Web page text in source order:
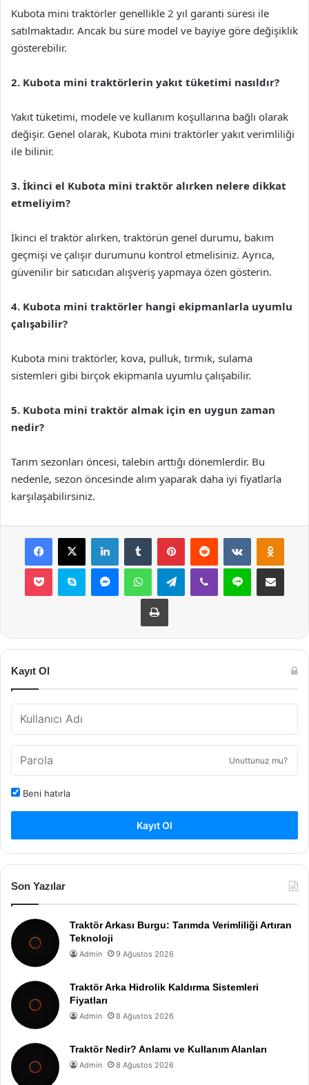
Kubota mini traktörler genellikle 2 yıl garanti süresi ile
satılmaktadır. Ancak bu süre model ve bayiye göre değişiklik
gösterebilir.
2. Kubota mini traktörlerin yakıt tüketimi nasıldır?
Yakıt tüketimi, modele ve kullanım koşullarına bağlı olarak
değişir. Genel olarak, Kubota mini traktörler yakıt verimliliği
ile bilinir.
3. İkinci el Kubota mini traktör alırken nelere dikkat
etmeliyim?
İkinci el traktör alırken, traktörün genel durumu, bakım
geçmişi ve çalışır durumunu kontrol etmelisiniz. Ayrıca,
güvenilir bir satıcıdan alışveriş yapmaya özen gösterin.
4. Kubota mini traktörler hangi ekipmanlarla uyumlu
çalışabilir?
Kubota mini traktörler, kova, pulluk, tırmık, sulama
sistemleri gibi birçok ekipmanla uyumlu çalışabilir.
5. Kubota mini traktör almak için en uygun zaman
nedir?
Tarım sezonları öncesi, talebin arttığı dönemlerdir. Bu
nedenle, sezon öncesinde alım yaparak daha iyi fiyatlarla
karşılaşabilirsiniz.
Facebook
X LinkedInTumblr PinterestReddit VKontakte
Pocket Skype MessengerWhatsAppTelegramViber Line E-Posta ile
Yazdır
Kayıt Ol
Unuttunuz mu?
Beni hatırla
Kayıt Ol
Son Yazılar
Traktör Arkası Burgu: Tarımda Verimliliği Artıran
Teknoloji
Admin 9 Ağustos 2026
Traktör Arka Hidrolik Kaldırma Sistemleri
Fiyatları
Admin 8 Ağustos 2026
Traktör Nedir? Anlamı ve Kullanım Alanları
Admin 8 Ağustos 2026